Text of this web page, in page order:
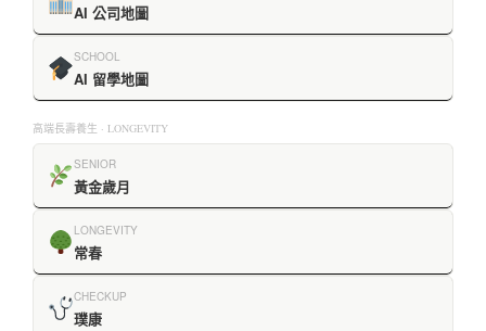
AI 公司地圖
SCHOOL
AI 留學地圖
高端長壽養生 · LONGEVITY
SENIOR
黃金歲月
LONGEVITY
常春
CHECKUP
璞康